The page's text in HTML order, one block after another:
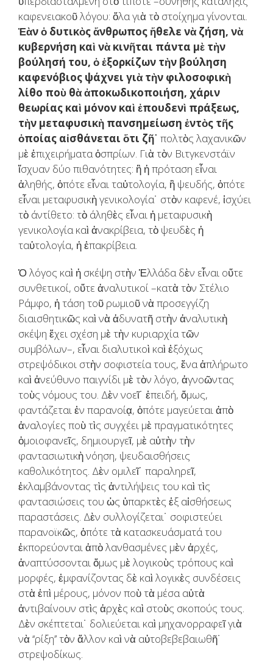
καφενειακοῦ λόγου: ὅλα γιὰ τὸ στοίχημα γίνονται.
Ἐὰν ὁ δυτικὸς ἄνθρωπος ἤθελε νὰ ζήση, νὰ
κυβερνήση καὶ νὰ κινῆται πάντα μὲ τὴν
βούλησή του, ὁ ἐξορκίζων τὴν βούληση
καφενόβιος ψάχνει γιὰ τὴν φιλοσοφικὴ
λίθο ποὺ θὰ ἀποκωδικοποιήση, χάριν
θεωρίας καὶ μόνον καὶ ἐπουδενὶ πράξεως,
τὴν μεταφυσικὴ πανσημείωση ἐντὸς τῆς
ὁποίας αἰσθάνεται ὅτι ζῆ˙ πολτὸς λαχανικῶν
μὲ ἐπιχειρήματα ὀσπρίων. Γιὰ τὸν Βιτγκενστάϊν
ἴσχυαν δύο πιθανότητες: ἢ ἡ πρόταση εἶναι
ἀληθής, ὁπότε εἶναι ταὐτολογία, ἢ ψευδής, ὁπότε
εἶναι μεταφυσικὴ γενικολογία˙ στὸν καφενέ, ἰσχύει
τὸ άντίθετο: τὸ άληθὲς εἶναι ἡ μεταφυσικὴ
γενικολογία καὶ ἀνακρίβεια, τὸ ψευδὲς ἡ
ταὐτολογία, ἡ ἐπακρίβεια.
Ὁ λόγος καὶ ἡ σκέψη στὴν Ἑλλάδα δὲν εἶναι οὔτε
συνθετικοί, οὔτε ἀναλυτικοί –κατὰ τὸν Στέλιο
Ράμφο, ἡ τάση τοῦ ρωμιοῦ νὰ προσεγγίζη
διαισθητικῶς καὶ νὰ ἀδυνατῆ στὴν ἀναλυτικὴ
σκέψη ἔχει σχέση μὲ τὴν κυριαρχία τῶν
συμβόλων–, εἶναι διαλυτικοὶ καὶ ἐξόχως
στρεψόδικοι στὴν σοφιστεία τους, ἕνα ἀπλήρωτο
καὶ ἀνεύθυνο παιγνίδι μὲ τὸν λόγο, ἀγνοῶντας
τοὺς νόμους του. Δὲν νοεῖ˙ ἐπειδή, ὅμως,
φαντάζεται ἐν παρανοίᾳ, ὁπότε μαγεύεται ἀπὸ
ἀναλογίες ποὺ τὶς συγχέει μὲ πραγματικότητες
ὁμοιοφανεῖς, δημιουργεῖ, μὲ αὐτὴν τὴν
φαντασιωτικὴ νόηση, ψευδαισθήσεις
καθολικότητος. Δὲν ομιλεῖ˙ παραληρεῖ,
ἐκλαμβάνοντας τὶς ἀντιλήψεις του καὶ τὶς
φαντασιώσεις του ὡς ὑπαρκτὲς ἐξ αἰσθήσεως
παραστάσεις. Δὲν συλλογίζεται˙ σοφιστεύει
παρανοϊκῶς, ὁπότε τὰ κατασκευάσματά του
ἐκπορεύονται ἀπὸ λανθασμένες μὲν ἀρχές,
ἀναπτύσσονται ὅμως μὲ λογικοὺς τρόπους καὶ
μορφές, ἐμφανίζοντας δὲ καὶ λογικὲς συνδέσεις
στὰ ἐπὶ μέρους, μόνον ποὺ τὰ μέσα αὐτὰ
ἀντιβαίνουν στὶς ἀρχὲς καὶ στοὺς σκοπούς τους.
Δὲν σκέπτεται˙ δολιεύεται καὶ μηχανορραφεῖ γιὰ
νὰ ‘‘ρίξη’’ τὸν ἄλλον καὶ νὰ αὐτοβεβεβαιωθῆ˙
στρεψοδίκως.